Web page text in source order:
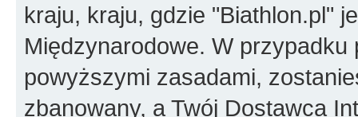
kraju, kraju, gdzie "Biathlon.pl"
Międzynarodowe. W
powyższymi zasadami,
zbanowany, a Twój Dostawca